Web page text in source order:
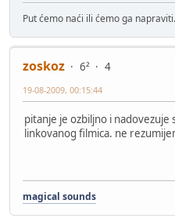
Put ćemo naći ili ćemo ga napraviti.
zoskoz 6²
4
19-08-2009, 00:15:44
pitanje je ozbiljno i nadovezuje
linkovanog filmica. ne
magical sounds